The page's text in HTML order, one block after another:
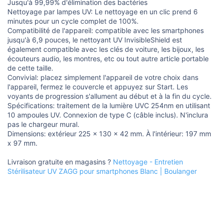
i
o
n
Jusqu'à 99,99% d'élimination des bactéries
Nettoyage par lampes UV: Le nettoyage en un clic prend 6
minutes pour un cycle complet de 100%.
Compatibilité de l'appareil: compatible avec les smartphones
jusqu'à 6,9 pouces, le nettoyant UV InvisibleShield est
également compatible avec les clés de voiture, les bijoux, les
écouteurs audio, les montres, etc ou tout autre article portable
de cette taille.
Convivial: placez simplement l'appareil de votre choix dans
l'appareil, fermez le couvercle et appuyez sur Start. Les
voyants de progression s'allument au début et à la fin du cycle.
Spécifications: traitement de la lumière UVC 254nm en utilisant
10 ampoules UV. Connexion de type C (câble inclus). N'inclura
pas le chargeur mural.
Dimensions: extérieur 225 x 130 x 42 mm. À l'intérieur: 197 mm
x 97 mm.
Livraison gratuite en magasins ? Nettoyage - Entretien
Stérilisateur UV ZAGG pour smartphones Blanc | Boulanger